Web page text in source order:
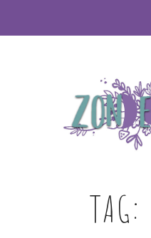
TAG: